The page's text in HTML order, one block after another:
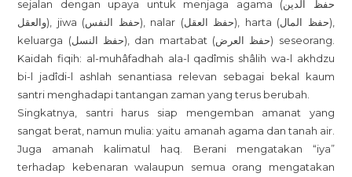
sejalan dengan upaya untuk menjaga agama (حفظ الدين
والعقل), jiwa (حفظ النفس), nalar (حفظ العقل), harta (حفظ المال),
keluarga (حفظ النسل), dan martabat (حفظ العرض) seseorang.
Kaidah fiqih: al-muhâfadhah ala-l qadîmis shâlih wa-l akhdzu
bi-l jadîdi-l ashlah senantiasa relevan sebagai bekal kaum
santri menghadapi tantangan zaman yang terus berubah.
Singkatnya, santri harus siap mengemban amanat yang
sangat berat, namun mulia: yaitu amanah agama dan tanah air.
Juga amanah kalimatul haq. Berani mengatakan “iya”
terhadap kebenaran walaupun semua orang mengatakan